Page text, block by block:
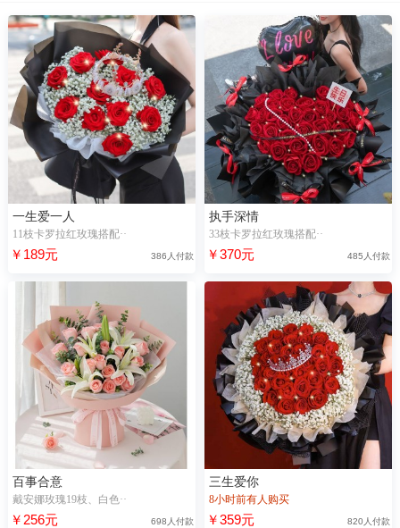
一生爱一人
11枝卡罗拉红玫瑰搭配··
￥189元 386人付款
执手深情
33枝卡罗拉红玫瑰搭配··
￥370元 485人付款
百事合意
戴安娜玫瑰19枝、白色··
￥256元 698人付款
三生爱你
8小时前有人购买
￥359元 820人付款